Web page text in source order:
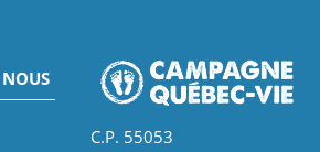
C.P. 55053